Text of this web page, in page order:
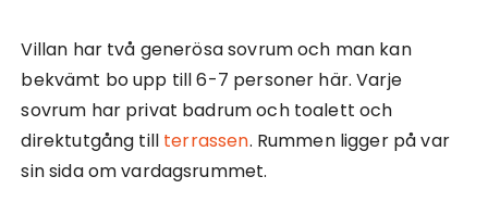
Villan har två generösa sovrum och man kan
bekvämt bo upp till 6-7 personer här. Varje
sovrum har privat badrum och toalett och
direktutgång till terrassen. Rummen ligger på var
sin sida om vardagsrummet.